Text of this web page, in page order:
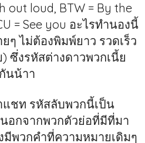
out loud, BTW = By the
= See you อะไรทำนองนี้
ๆ ไม่ต้องพิมพ์ยาว รวดเร็ว
ซึ่งรหัสต่างดาวพวกเนี้ย
นน้าา
ชท รหัสลับพวกนี้เป็น
อกจากพวกตัวย่อที่มีที่มา
พวกคำที่ความหมายเดิมๆ